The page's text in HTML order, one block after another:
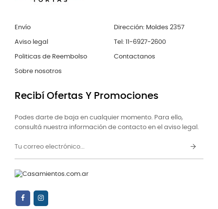
Envío
Aviso legal
Politicas de Reembolso
Sobre nosotros
Dirección: Moldes 2357
Tel: 11-6927-2600
Contactanos
Recibí Ofertas Y Promociones
Podes darte de baja en cualquier momento. Para ello,
consultá nuestra información de contacto en el aviso legal.